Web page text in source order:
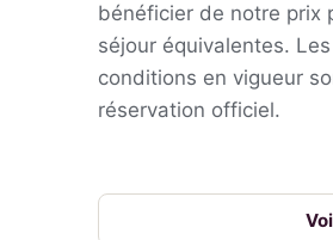
bénéficier de notre prix
séjour équivalentes.
conditions en vigueur
réservation officiel.